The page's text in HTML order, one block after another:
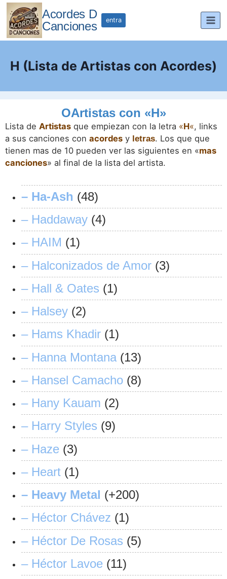
Saltar
contenido
Acordes D
Canciones
entra
H (Lista de Artistas con Acordes)
OArtistas con «H»
Lista de Artistasque empiezan con la letra «H«, links
a sus canciones con acordesy letras. Los que que
tienen mas de 10 pueden ver las siguientes en «mas
canciones» al final de la lista del artista.
– Ha-Ash (48)
– Haddaway (4)
– HAIM (1)
– Halconizados de Amor (3)
– Hall & Oates (1)
– Halsey (2)
– Hams Khadir (1)
– Hanna Montana (13)
– Hansel Camacho (8)
– Hany Kauam (2)
– Harry Styles (9)
– Haze (3)
– Heart (1)
– Heavy Metal (+200)
– Héctor Chávez (1)
– Héctor De Rosas (5)
– Héctor Lavoe (11)